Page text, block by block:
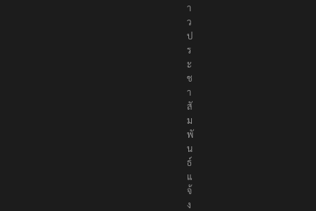
ข่
า
ว
ป
ร
ะ
ช
า
สั
ม
พั
น
ธ์
แ
จ้